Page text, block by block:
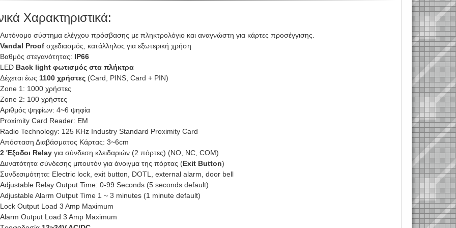
Χαρακτηριστικά:
Αυτόνομο σύστημα ελέγχου πρόσβασης με πληκτρολόγιο και αναγνώστη για κάρτες προσέγγισης.
Vandal Proof σχεδιασμός, κατάλληλος για εξωτερική χρήση
Βαθμός στεγανότητας: IP66
LED Back light φωτισμός στα πλήκτρα
Δέχεται έως 1100 χρήστες (Card, PINS, Card + PIN)
Zone 1: 1000 χρήστες
Zone 2: 100 χρήστες
Αριθμός ψηφίων: 4~6 ψηφία
Proximity Card Reader: EM
Radio Technology: 125 KHz Industry Standard Proximity Card
Απόσταση Διαβάσματος Κάρτας: 3~6cm
2 Έξοδοι Relay για σύνδεση κλειδαριών (2 πόρτες) (NO, NC, COM)
Δυνατότητα σύνδεσης μπουτόν για άνοιγμα της πόρτας (Exit Button)
Συνδεσιμότητα: Electric lock, exit button, DOTL, external alarm, door bell
Adjustable Relay Output Time: 0-99 Seconds (5 seconds default)
Adjustable Alarm Output Time 1 ~ 3 minutes (1 minute default)
Lock Output Load 3 Amp Maximum
Alarm Output Load 3 Amp Maximum